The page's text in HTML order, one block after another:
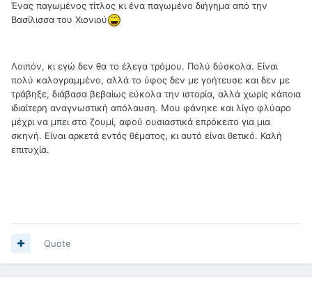
Ένας παγωμένος τίτλος κι ένα παγωμένο διήγημα από την
Βασίλισσα του Χιονιού
Λοιπόν, κι εγώ δεν θα το έλεγα τρόμου. Πολύ δύσκολα. Είναι
πολύ καλογραμμένο, αλλά το ύφος δεν με γοήτευσε και δεν με
τράβηξε, διάβασα βεβαίως εύκολα την ιστορία, αλλά χωρίς κάποια
ιδιαίτερη αναγνωστική απόλαυση. Μου φάνηκε και λίγο φλύαρο
μέχρι να μπει στο ζουμί, αφού ουσιαστικά επρόκειτο για μια
σκηνή. Είναι αρκετά εντός θέματος, κι αυτό είναι θετικό. Καλή
επιτυχία.
Quote